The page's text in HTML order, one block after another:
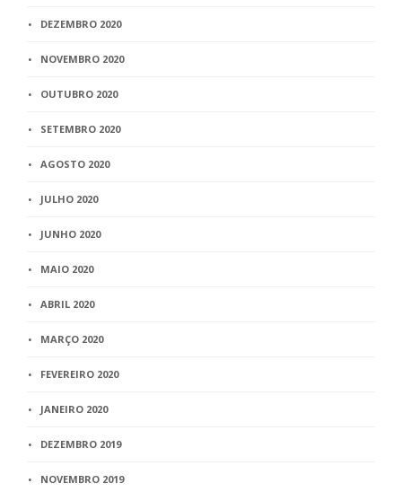
DEZEMBRO 2020
NOVEMBRO 2020
OUTUBRO 2020
SETEMBRO 2020
AGOSTO 2020
JULHO 2020
JUNHO 2020
MAIO 2020
ABRIL 2020
MARÇO 2020
FEVEREIRO 2020
JANEIRO 2020
DEZEMBRO 2019
NOVEMBRO 2019